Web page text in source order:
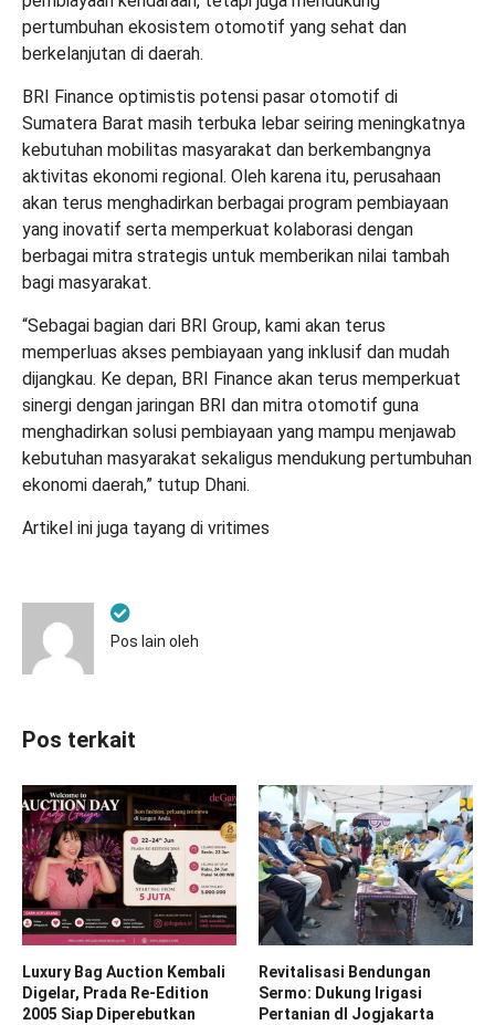
pertumbuhan ekosistem otomotif yang sehat dan
berkelanjutan di daerah.
BRI Finance optimistis potensi pasar otomotif di
Sumatera Barat masih terbuka lebar seiring meningkatnya
kebutuhan mobilitas masyarakat dan berkembangnya
aktivitas ekonomi regional. Oleh karena itu, perusahaan
akan terus menghadirkan berbagai program pembiayaan
yang inovatif serta memperkuat kolaborasi dengan
berbagai mitra strategis untuk memberikan nilai tambah
bagi masyarakat.
“Sebagai bagian dari BRI Group, kami akan terus
memperluas akses pembiayaan yang inklusif dan mudah
dijangkau. Ke depan, BRI Finance akan terus memperkuat
sinergi dengan jaringan BRI dan mitra otomotif guna
menghadirkan solusi pembiayaan yang mampu menjawab
kebutuhan masyarakat sekaligus mendukung pertumbuhan
ekonomi daerah,” tutup Dhani.
Artikel ini juga tayang di vritimes
Pos lain oleh
Pos terkait
Luxury Bag Auction Kembali
Digelar, Prada Re-Edition
2005 Siap Diperebutkan
Revitalisasi Bendungan
Sermo: Dukung Irigasi
Pertanian dI Jogjakarta